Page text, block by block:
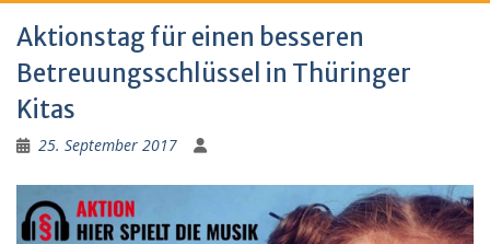
Aktionstag für einen besseren
Betreuungsschlüssel in Thüringer
Kitas
25. September 2017